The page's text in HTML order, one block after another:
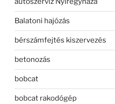
Balatoni hajózás
bérszámfejtés kiszervezés
betonozás
bobcat
bobcat rakodógép